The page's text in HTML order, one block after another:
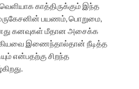
காத்திருக்கும் இந்த
பயணம், பொறுமை,
கனவுகள் மீதான அசைக்க
இணைந்தால்தான் நீடித்த
என்பதற்கு சிறந்த